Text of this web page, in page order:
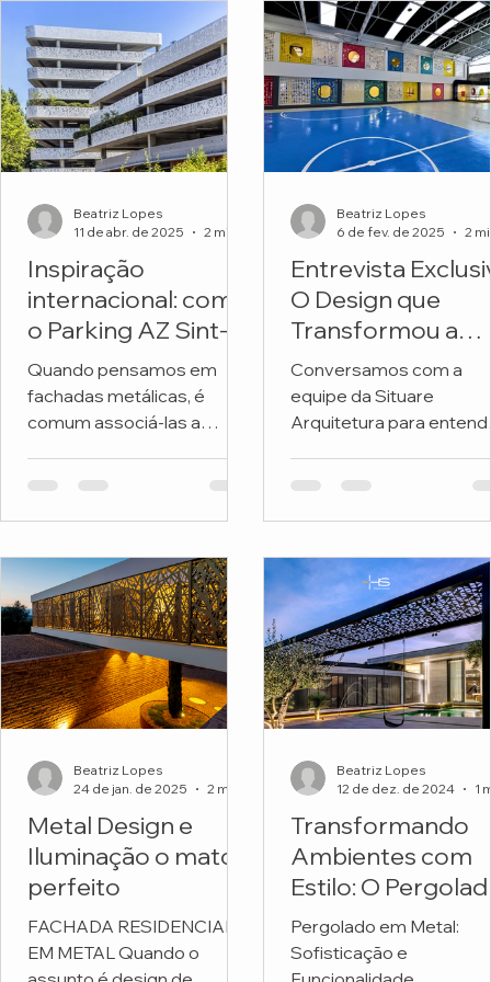
Inspiração
internacional: como
o Parking AZ Sint-
Lucas transforma
metal e natureza
em arquitetura
premiada
Quando pensamos em
fachadas metálicas, é
comum associá-las a
ou exclusivamente
do...
Beatriz Lopes
11 de abr. de 2025
Entrevista
O Design que
Transformou a
Fachada de uma
Escola
Conversamos com a
equipe da Situare
Arquitetura para
revitalizou a fachada da
Beatriz Lopes
6 de fev. de 2025
Metal Design e
Iluminação o match
perfeito
FACHADA RESIDENCIAL
EM METAL Quando o
Beatriz Lopes
24 de jan. de 2025
Transformando
Ambientes com
Estilo: O
em Metal
Personalizado da
Pergolado em Metal:
Sofisticação e
Beatriz Lopes
12 de dez. de 2024